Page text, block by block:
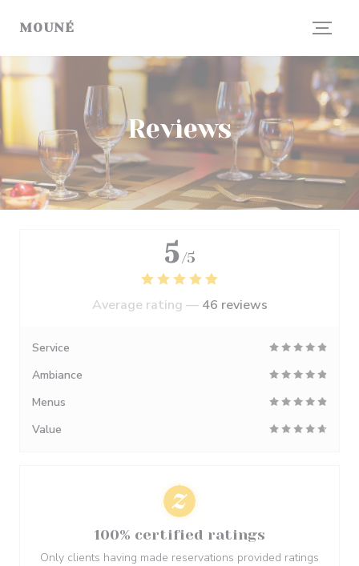
MOUNÉ
Reviews
5 /5
Average rating — 46 reviews
Service
Ambiance
Menus
Value
100% certified ratings
Only clients having made reservations provided ratings